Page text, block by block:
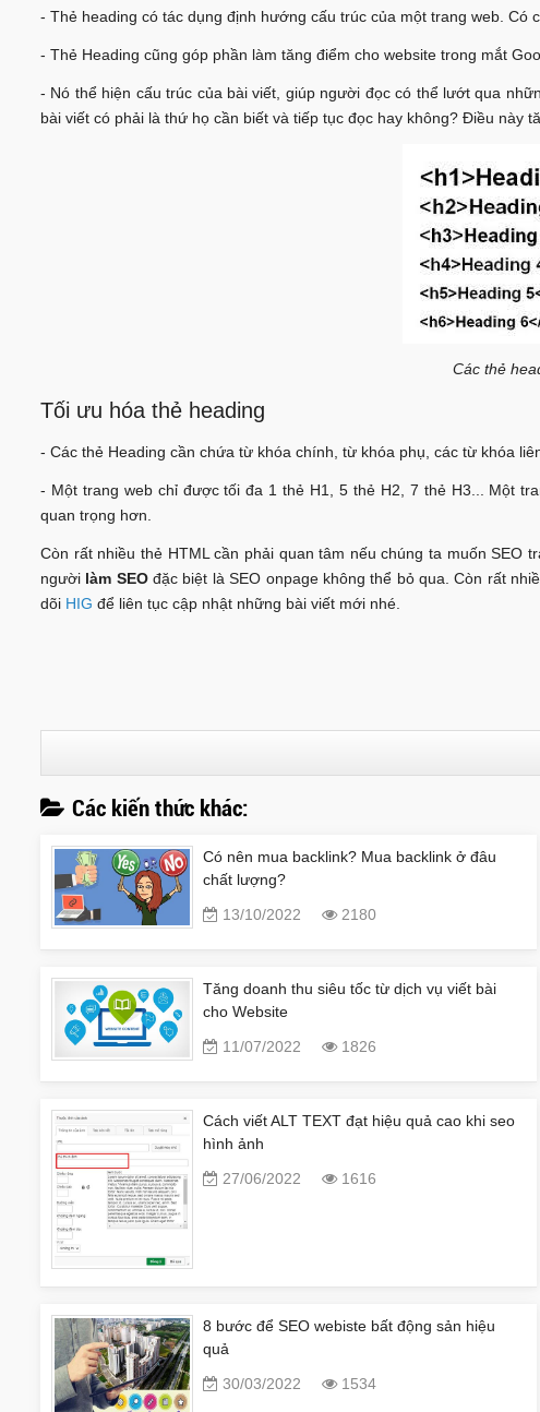
- Thẻ heading có tác dụng định hướng cấu trúc của một trang web. Có
- Thẻ Heading cũng góp phần làm tăng điểm cho website trong mắt
- Nó thể hiện cấu trúc của bài viết, giúp người đọc có thể lướt qua
bài viết có phải là thứ họ cần biết và tiếp tục đọc hay không? Điều này
Các thẻ
Tối ưu hóa thẻ heading
- Các thẻ Heading cần chứa từ khóa chính, từ khóa phụ, các từ khóa
- Một trang web chỉ được tối đa 1 thẻ H1, 5 thẻ H2, 7 thẻ H3... Một
quan trọng hơn.
Còn rất nhiều thẻ HTML cần phải quan tâm nếu chúng ta muốn SEO
người làm SEOđặc biệt là SEO onpage không thể bỏ qua. Còn rất
dõi HIG để liên tục cập nhật những bài viết mới nhé.
Các kiến thức khác:
Có nên mua backlink? Mua backlink ở đâu
chất lượng?
13/10/2022
2180
Tăng doanh thu siêu tốc từ dịch vụ viết bài
cho Website
11/07/2022
1826
Cách viết ALT TEXT đạt hiệu quả cao khi seo
hình ảnh
27/06/2022
1616
8 bước để SEO webiste bất động sản hiệu
quả
30/03/2022
1534